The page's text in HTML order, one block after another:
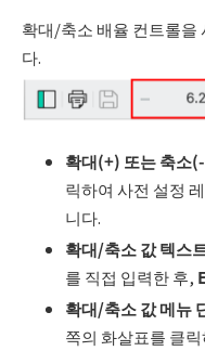
확대/축소 배율 컨트롤을
다.
확대(+) 또는 축소
릭하여 사전 설정
니다.
확대/축소 값 텍스
를 직접 입력한 후,
확대/축소 값 메뉴
쪽의 화살표를 클